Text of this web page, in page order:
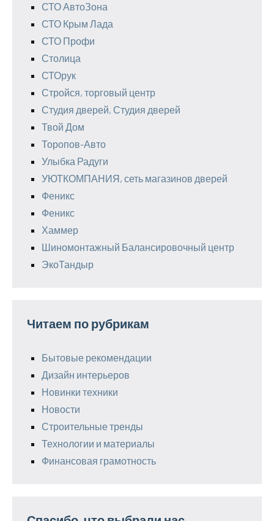
СТО АвтоЗона
СТО Крым Лада
СТО Профи
Столица
СТОрук
Стройся, торговый центр
Студия дверей, Студия дверей
Твой Дом
Торопов-Авто
Улыбка Радуги
УЮТКОМПАНИЯ, сеть магазинов дверей
Феникс
Феникс
Хаммер
Шиномонтажный Балансировочный центр
ЭкоТандыр
Читаем по рубрикам
Бытовые рекомендации
Дизайн интерьеров
Новинки техники
Новости
Строительные тренды
Технологии и материалы
Финансовая грамотность